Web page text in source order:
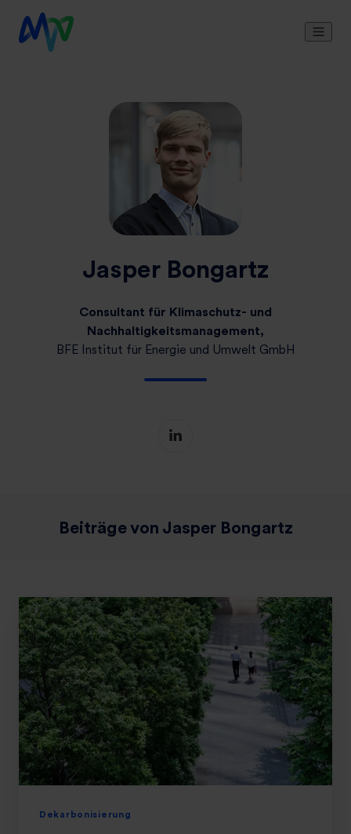
Jasper Bongartz
Consultant für Klimaschutz- und
Nachhaltigkeitsmanagement,
BFE Institut für Energie und Umwelt GmbH
Beiträge von Jasper Bongartz
Dekarbonisierung